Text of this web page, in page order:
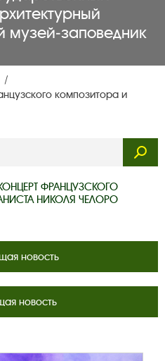
музей‑заповедник
композитора и
ФРАНЦУЗСКОГО
НИКОЛЯ ЧЕЛОРО
новость
новость